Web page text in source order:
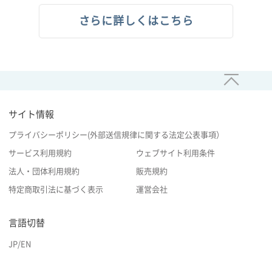
さらに詳しくはこちら
サイト情報
プライバシーポリシー(外部送信規律に関する法定公表事項）
サービス利用規約 ウェブサイト利用条件
法人・団体利用規約 販売規約
特定商取引法に基づく表示 運営会社
言語切替
JP/EN